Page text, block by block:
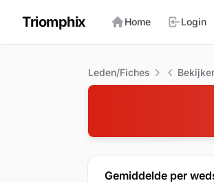
Triomphix Home Login
Leden/Fiches
Gemiddelde per